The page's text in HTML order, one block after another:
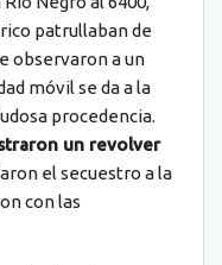
patrullaban de
observaron a un
móvil se da a la
procedencia.
un revolver
el secuestro a la
con las